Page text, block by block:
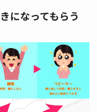
になってもらう